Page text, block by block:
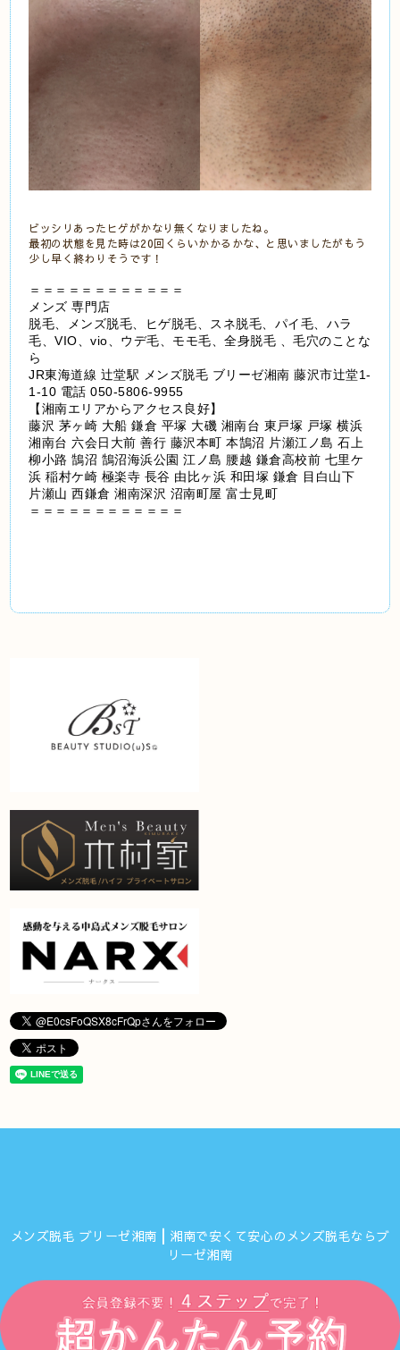
ビッシリあったヒゲがかなり無くなりましたね。
最初の状態を見た時は20回くらいかかるかな、と思いましたがもう
少し早く終わりそうです！
＝＝＝＝＝＝＝＝＝＝＝＝
メンズ 専門店
脱毛、メンズ脱毛、ヒゲ脱毛、スネ脱毛、パイ毛、ハラ
毛、VIO、vio、ウデ毛、モモ毛、全身脱毛 、毛穴のことな
ら
JR東海道線 辻堂駅 メンズ脱毛 ブリーゼ湘南 藤沢市辻堂1-
1-10 電話 050-5806-9955
【湘南エリアからアクセス良好】
藤沢 茅ヶ崎 大船 鎌倉 平塚 大磯 湘南台 東戸塚 戸塚 横浜
湘南台 六会日大前 善行 藤沢本町 本鵠沼 片瀬江ノ島 石上
柳小路 鵠沼 鵠沼海浜公園 江ノ島 腰越 鎌倉高校前 七里ケ
浜 稲村ケ崎 極楽寺 長谷 由比ヶ浜 和田塚 鎌倉 目白山下
片瀬山 西鎌倉 湘南深沢 沼南町屋 富士見町
＝＝＝＝＝＝＝＝＝＝＝＝
メンズ脱毛 ブリーゼ湘南┃湘南で安くて安心のメンズ脱毛ならブ
リーゼ湘南